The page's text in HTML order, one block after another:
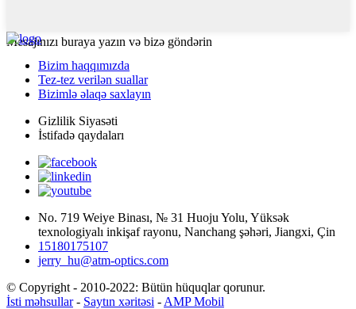
Mesajınızı buraya yazın və bizə göndərin
Bizim haqqımızda
Tez-tez verilən suallar
Bizimlə əlaqə saxlayın
Gizlilik Siyasəti
İstifadə qaydaları
No. 719 Weiye Binası, № 31 Huoju Yolu, Yüksək
texnologiyalı inkişaf rayonu, Nanchang şəhəri, Jiangxi, Çin
15180175107
jerry_hu@atm-optics.com
© Copyright - 2010-2022: Bütün hüquqlar qorunur.
İsti məhsullar- Saytın xəritəsi - AMP Mobil